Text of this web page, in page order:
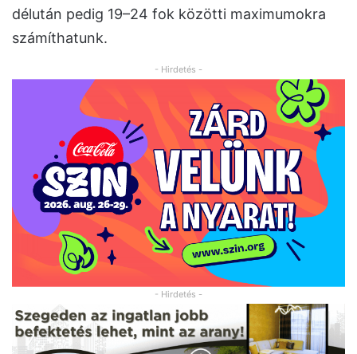
délután pedig 19–24 fok közötti maximumokra
számíthatunk.
- Hirdetés -
- Hirdetés -